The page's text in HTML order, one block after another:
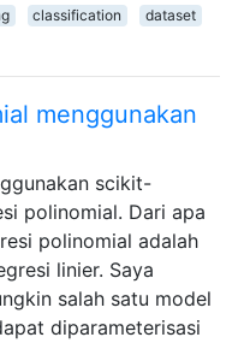
classification
dataset
menggunakan
scikit-
polinomial. Dari apa
polinomial adalah
linier. Saya
salah satu model
diparameterisasi